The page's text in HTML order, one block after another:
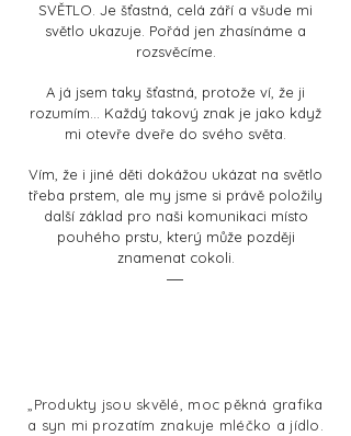
SVĚTLO. Je šťastná, celá září a všude mi
světlo ukazuje. Pořád jen zhasínáme a
rozsvěcíme.
A já jsem taky šťastná, protože ví, že ji
rozumím... Každý takový znak je jako když
mi otevře dveře do svého světa.
Vím, že i jiné děti dokážou ukázat na světlo
třeba prstem, ale my jsme si právě položily
další základ pro naši komunikaci místo
pouhého prstu, který může později
znamenat cokoli.
„Produkty jsou skvělé, moc pěkná grafika
a syn mi prozatím znakuje mléčko a jídlo.